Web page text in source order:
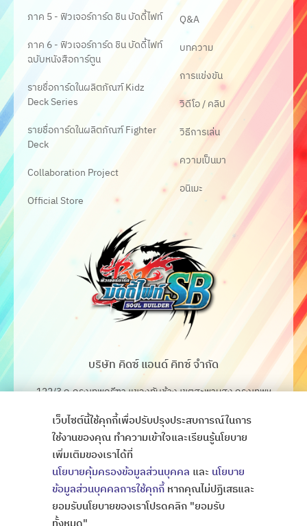
ภาค 5 - ฟิวเจอร์การ์ด ชิน บัดดี้ไฟท์
ภาค 6 - ฟิวเจอร์การ์ด ชิน บัดดี้ไฟท์
ฉบับหนังสือการ์ตูน
รายชื่อการ์ดในผลิตภัณฑ์ Kidz
Deck Series
รายชื่อการ์ดในผลิตภัณฑ์ Fighter
Deck
Collaboration Project
Official Store
Q&A
บทความ
การแข่งขัน
วิดีโอ / คลิป
วิธีการเล่น
ความเป็นมา
อนิเมะ
บริษัท คิดซ์ แอนด์ คิทซ์ จำกัด
122/3 ถ.กรุงเทพกรีฑา แขวงทับช้าง เขตสะพานสูง กรุงเทพฯ
โทร. 02-368-4106-7
Fax. 02-368-4105
Copyright © All Rights Thaibattlespiritsออกแบบเว็บไซต์
เว็บไซต์นี้ใช้คุกกี้เพื่อปรับปรุงประสบการณ์ในการ
ใช้งานของคุณ ทำความเข้าใจและเรียนรู้นโยบาย
เพิ่มเติมของเราได้ที่
นโยบายคุ้มครองข้อมูลส่วนบุคคล และ นโยบาย
ข้อมูลส่วนบุคคลการใช้คุกกี้หากคุณไม่ปฏิเสธและ
ยอมรับนโยบายของเราโปรดคลิก "ยอมรับ